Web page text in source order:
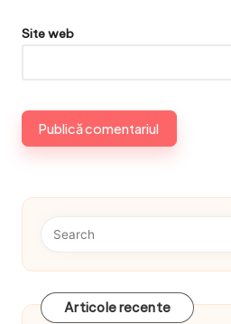
Site web
Articole recente